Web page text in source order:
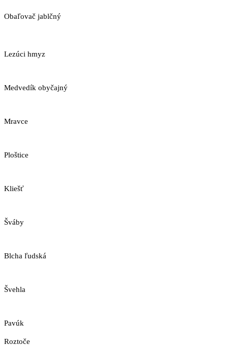
Obaľovač jablčný
Lezúci hmyz
Medvedík obyčajný
Mravce
Ploštice
Kliešť
Šváby
Blcha ľudská
Švehla
Pavúk
Roztoče